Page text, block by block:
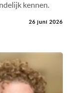
kennen.
26 juni 2026